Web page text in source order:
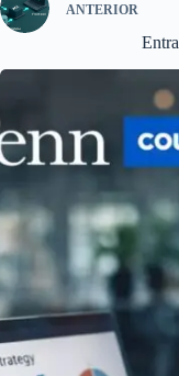
ANTERIOR